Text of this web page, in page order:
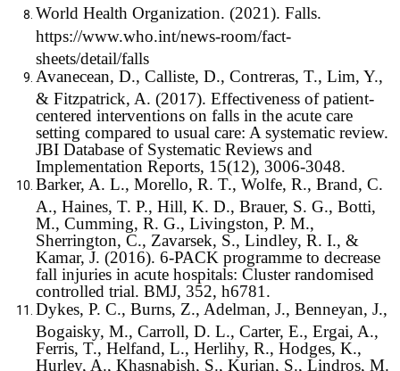
World Health Organization. (2021). Falls.
https://www.who.int/news-room/fact-
sheets/detail/falls
Avanecean, D., Calliste, D., Contreras, T., Lim, Y.,
& Fitzpatrick, A. (2017). Effectiveness of patient-
centered interventions on falls in the acute care
setting compared to usual care: A systematic review.
JBI Database of Systematic Reviews and
Implementation Reports, 15(12), 3006-3048.
Barker, A. L., Morello, R. T., Wolfe, R., Brand, C.
A., Haines, T. P., Hill, K. D., Brauer, S. G., Botti,
M., Cumming, R. G., Livingston, P. M.,
Sherrington, C., Zavarsek, S., Lindley, R. I., &
Kamar, J. (2016). 6-PACK programme to decrease
fall injuries in acute hospitals: Cluster randomised
controlled trial. BMJ, 352, h6781.
Dykes, P. C., Burns, Z., Adelman, J., Benneyan, J.,
Bogaisky, M., Carroll, D. L., Carter, E., Ergai, A.,
Ferris, T., Helfand, L., Herlihy, R., Hodges, K.,
Hurley, A., Khasnabish, S., Kurian, S., Lindros, M.